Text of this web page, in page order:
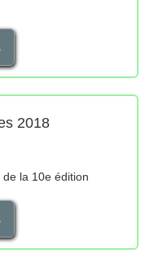
2018
la 10e édition